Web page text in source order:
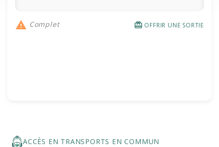
ACCÈS EN TRANSPORTS EN COMMUN
 Complet redeem OFFRIR UNE SORTIE